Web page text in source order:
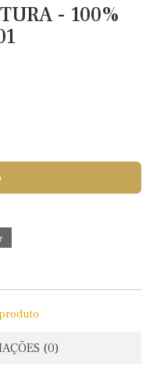
- 100%
(0)